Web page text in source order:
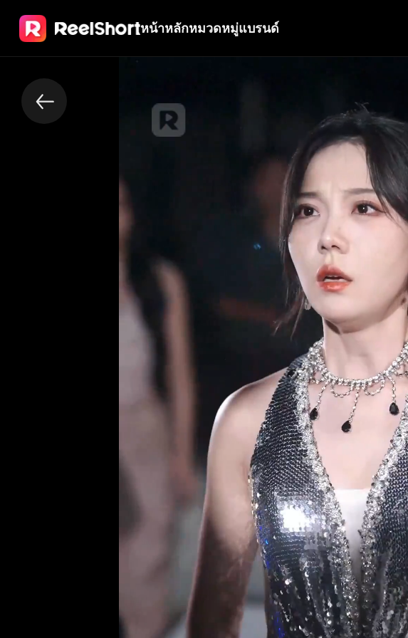
หน้าหลักหมวดหมู่แบรนด์